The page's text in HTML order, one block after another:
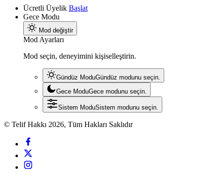
Ücretli Üyelik Başlat
Gece Modu
Mod değiştir
Mod Ayarları
Mod seçin, deneyimini kişiselleştirin.
Gündüz ModuGündüz modunu seçin.
Gece ModuGece modunu seçin.
Sistem ModuSistem modunu seçin.
© Telif Hakkı 2026, Tüm Hakları Saklıdır